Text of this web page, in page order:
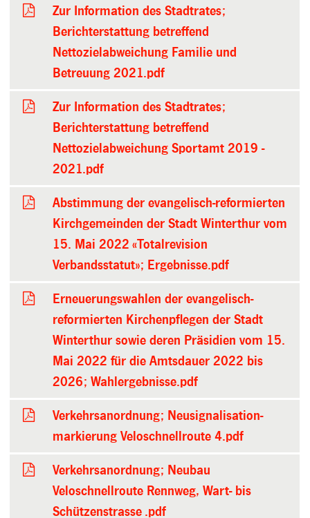
Zur Information des Stadtrates;
Berichterstattung betreffend
Nettozielabweichung Familie und
Betreuung 2021.pdf
Zur Information des Stadtrates;
Berichterstattung betreffend
Nettozielabweichung Sportamt 2019 -
2021.pdf
Abstimmung der evangelisch-reformierten
Kirchgemeinden der Stadt Winterthur vom
15. Mai 2022 «Totalrevision
Verbandsstatut»; Ergebnisse.pdf
Erneuerungswahlen der evangelisch-
reformierten Kirchenpflegen der Stadt
Winterthur sowie deren Präsidien vom 15.
Mai 2022 für die Amtsdauer 2022 bis
2026; Wahlergebnisse.pdf
Verkehrsanordnung; Neusignalisation-
markierung Veloschnellroute 4.pdf
Verkehrsanordnung; Neubau
Veloschnellroute Rennweg, Wart- bis
Schützenstrasse .pdf